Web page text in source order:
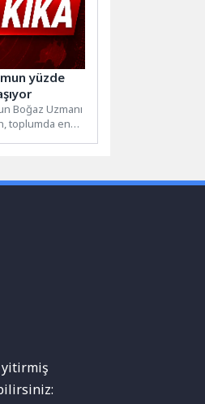
yüzde
Boğaz Uzmanı
toplumda en
yitirmiş